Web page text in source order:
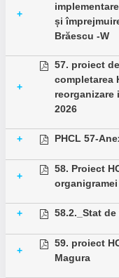
+
și
Brăescu -W
+
57. proiect
completarea
reorganizare
2026
+ PHCL 57-
+
58. Proiect
organigramei
+ 58.2._Stat
+
59. proiect
Magura